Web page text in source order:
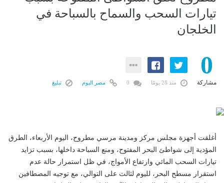
تيارات السحب والسماح بالسباحة في
الخلجان
0
مشاركة منذ 28 يومًا مصر اليوم تبليغ
أغلقت أجهزة مجلس مركز ومدينة مرسي مطروح، اليوم الأربعاء، الطرق
المؤدية إلى شواطئ البحر المفتوح، ومنع السباحة داخلها، بسبب تزايد
تيارات السحب المائي وارتفاع الأمواج، في ظل استمرار حالة عدم
استقرار مسطح البحر، لليوم لثالث على التوالي، مع توجيه المصطافين